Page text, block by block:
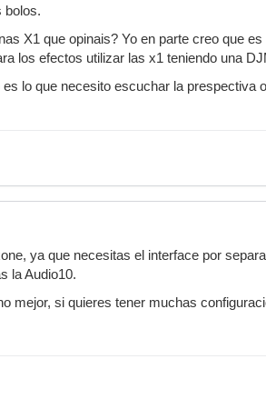
bolos.
X1 que opinais? Yo en parte creo que
los efectos utilizar las x1 teniendo una
lo que necesito escuchar la prespectiva
ya que necesitas el interface por
la Audio10.
mejor, si quieres tener muchas